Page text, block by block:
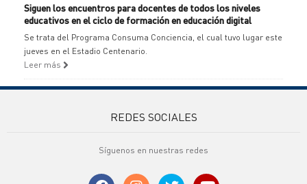
Siguen los encuentros para docentes de todos los niveles
educativos en el ciclo de formación en educación digital
Se trata del Programa Consuma Conciencia, el cual tuvo lugar este
jueves en el Estadio Centenario.
Leer más
REDES SOCIALES
Síguenos en nuestras redes